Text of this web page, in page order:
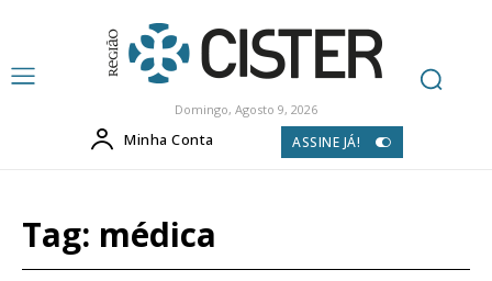
Domingo, Agosto 9, 2026
Minha Conta ASSINE JÁ!
Tag: médica